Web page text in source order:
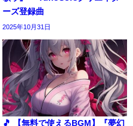
ーズ登録曲
2025年10月31日
🎵 【無料で使えるBGM】『夢幻